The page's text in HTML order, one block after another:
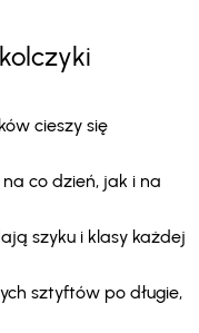
cieszy się
co dzień, jak i na
szyku i klasy każdej
sztyftów po długie,